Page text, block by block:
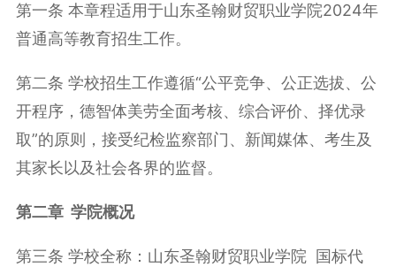
第一条 本章程适用于山东圣翰财贸职业学院2024年
普通高等教育招生工作。
第二条 学校招生工作遵循“公平竞争、公正选拔、公
开程序，德智体美劳全面考核、综合评价、择优录
取”的原则，接受纪检监察部门、新闻媒体、考生及
其家长以及社会各界的监督。
第二章 学院概况
第三条 学校全称：山东圣翰财贸职业学院 国标代